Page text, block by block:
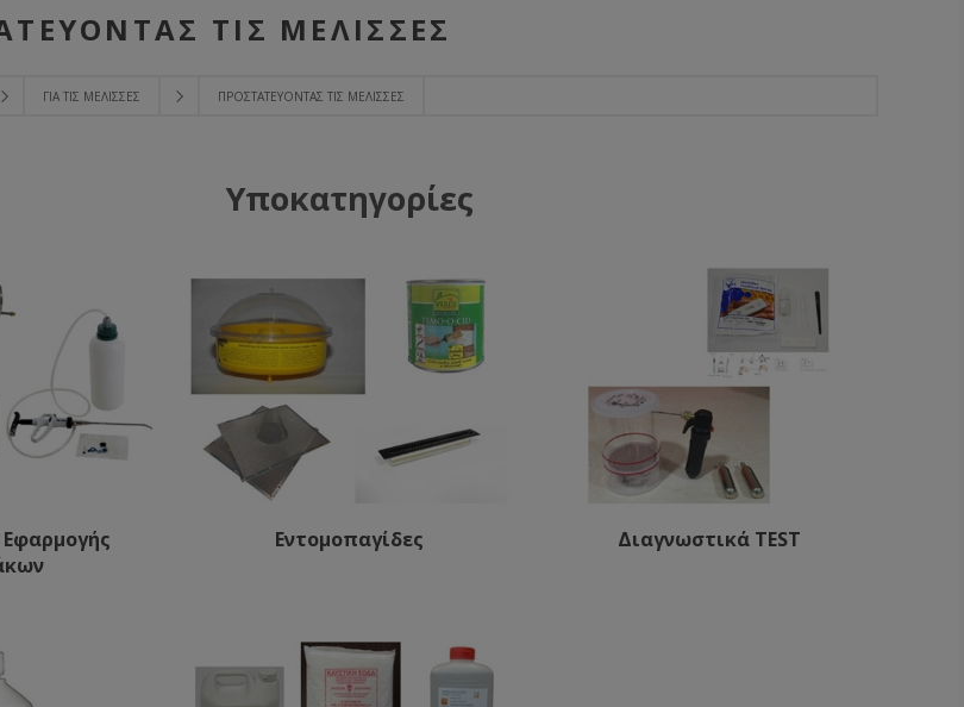
ΓΙΑ ΤΙΣ ΜΈΛΙΣΣΕΣ ΠΡΟΣΤΑΤΕΎΟΝΤΑΣ ΤΙΣ ΜΈΛΙΣΣΕΣ
ΤΙΣ ΜΈΛΙΣΣΕΣ
Υποκατηγορίες
Εντομοπαγίδες Διαγνωστικά TEST